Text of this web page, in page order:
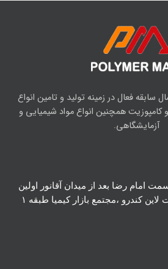
مانی با بیش از 10 سال سابقه فعال در زمینه تولید و تامین انواع
کامپوزیت همچنین انواع مواد شیمیایی و
آزمایشگاهی.
امام رضا بعد از میدان آقانور اولین
دور برگردان ،سمت راست لاین کندرو ،مجتمع بازار کیمیا طبقه ۱